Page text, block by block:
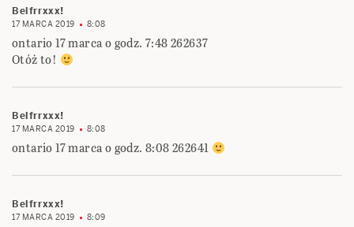
Belfrrxxx!
17 MARCA 2019 8:08
ontario 17 marca o godz. 7:48 262637
Otóż to!
Belfrrxxx!
17 MARCA 2019 8:08
ontario 17 marca o godz. 8:08 262641
Belfrrxxx!
17 MARCA 2019 8:09